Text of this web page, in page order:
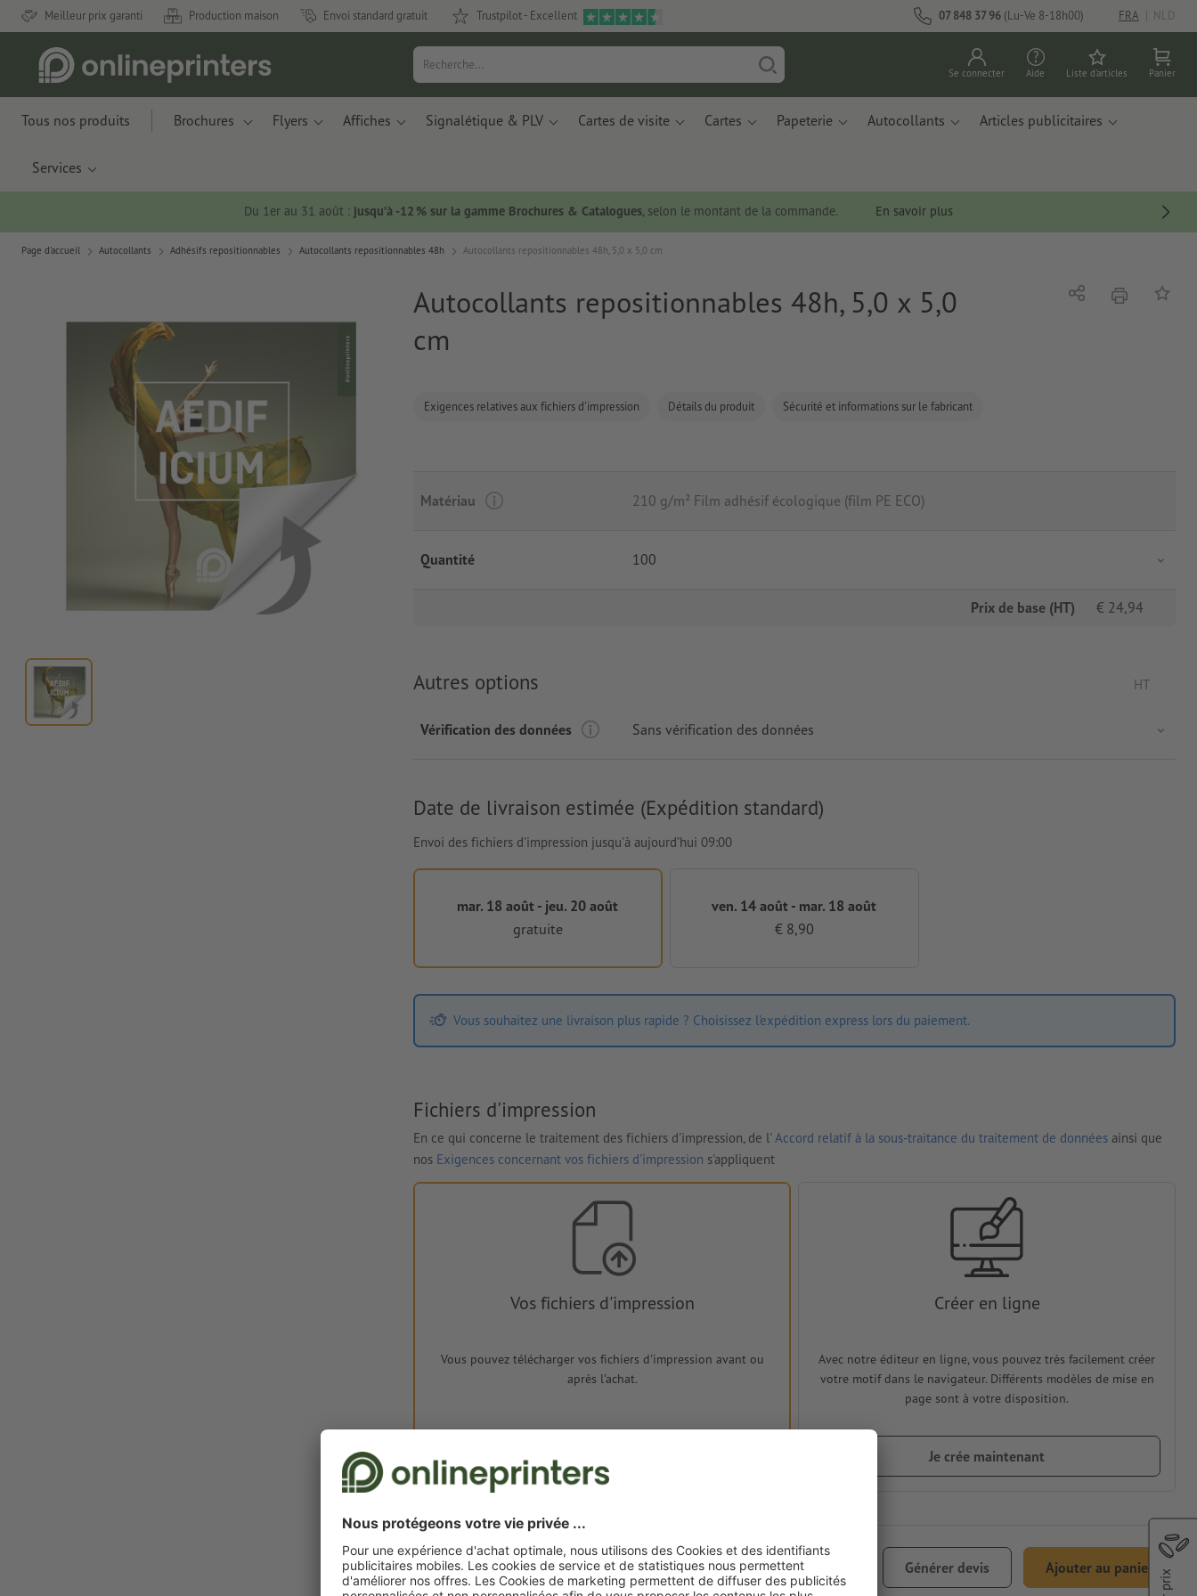
Meilleur prix garanti Production maison Envoi standard gratuit Trustpilot - Excellent 07 848 37 96 (Lu-Ve 8-18h00) FRA | NLD
Se connecter Aide Liste d'articles Panier
Tous nos produits Brochures Flyers Affiches Signalétique & PLV Cartes de visite Cartes Papeterie Autocollants Articles publicitaires
Services
Du 1er au 31 août : jusqu’à -12 % sur la gamme Brochures & Catalogues, selon le montant de la commande. En savoir plus
Page d'accueil Autocollants Adhésifs repositionnables Autocollants repositionnables 48h Autocollants repositionnables 48h, 5,0 x 5,0 cm
Autocollants repositionnables 48h, 5,0 x 5,0
cm
Exigences relatives aux fichiers d'impression Détails du produit Sécurité et informations sur le fabricant
Partagerimprimer
Matériau 210 g/m² Film adhésif écologique (film PE ECO)
Quantité 100
Prix de base (HT) € 24,94
Autres options HT
Vérification des données Sans vérification des données
Date de livraison estimée (Expédition standard)
Envoi des fichiers d'impression jusqu'à aujourd’hui 09:00
mar. 18 août - jeu. 20 août
gratuite
ven. 14 août - mar. 18 août
€ 8,90
Vous souhaitez une livraison plus rapide ? Choisissez l'expédition express lors du paiement.
Fichiers d'impression
En ce qui concerne le traitement des fichiers d'impression, de l'Accord relatif à la sous-traitance du traitement de données ainsi que
nos Exigences concernant vos fichiers d'impression s'appliquent
Vos fichiers d'impression
Vous pouvez télécharger vos fichiers d'impression avant ou
après l'achat.
Je dépose mes fichiers
Créer en ligne
Avec notre éditeur en ligne, vous pouvez très facilement créer
votre motif dans le navigateur. Différents modèles de mise en
page sont à votre disposition.
Je crée maintenant
HT
€ 24,94
21% TVA incl.
€ 30,18 Générer devis Ajouter au panier
Livraison approx. :
mar. 18 août - jeu. 20 août